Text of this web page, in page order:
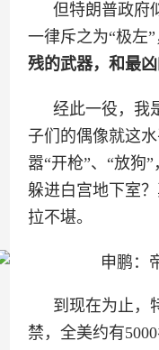
但特朗普政府
一律斥之为“极左
残的武器，和最
经此一役，我
子们的偶像就这
嚣“开枪”、“放狗
躲进白宫地下室
拉不堪。
到现在为止，
禁，全美约有